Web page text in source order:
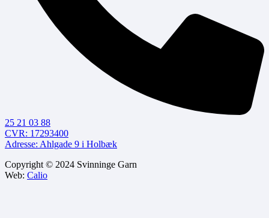
25 21 03 88
CVR: 17293400
Adresse: Ahlgade 9 i Holbæk
Copyright © 2024 Svinninge Garn
Web: Calio